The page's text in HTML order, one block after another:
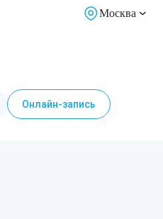
Москва
Онлайн-запись